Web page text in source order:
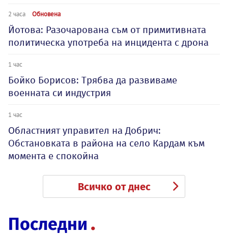
2 часа Обновена
Йотова: Разочарована съм от примитивната
политическа употреба на инцидента с дрона
1 час
Бойко Борисов: Трябва да развиваме
военната си индустрия
1 час
Oбластният управител на Добрич:
Обстановката в района на село Кардам към
момента е спокойна
Всичко от днес
Последни